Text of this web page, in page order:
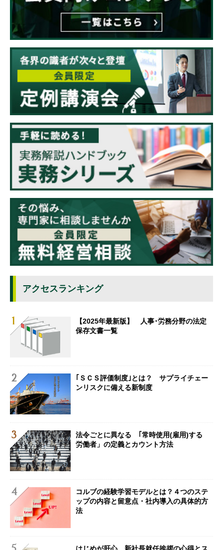
アクセスランキング
【2025年最新版】 人事･労務分野の法定
保存文書一覧
｢ＳＣＳ評価制度｣とは？ サプライチェー
ンリスクに備える新制度
法令ごとに異なる ｢常時使用(雇用)する
労働者」の定義とカウント方法
コルブの経験学習モデルとは？４つのステ
ップの内容と留意点・社内導入の具体的方
法
はじめが肝心 新社長就任挨拶の心得とス